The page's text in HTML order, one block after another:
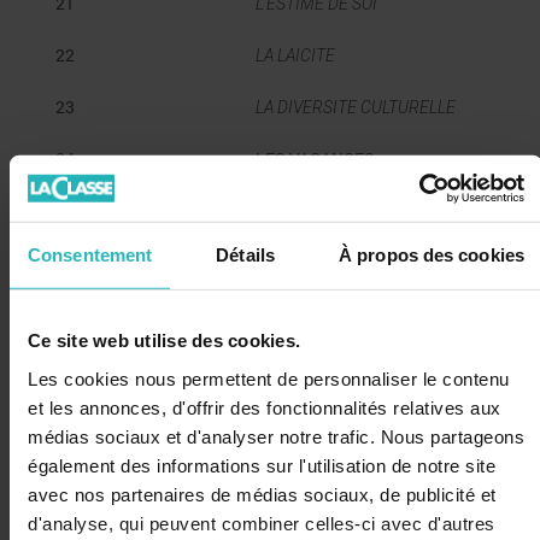
Consentement Détails À propos des cookies
Ce site web utilise des cookies.
Les cookies nous permettent de personnaliser le contenu
et les annonces, d'offrir des fonctionnalités relatives aux
médias sociaux et d'analyser notre trafic. Nous partageons
également des informations sur l'utilisation de notre site
avec nos partenaires de médias sociaux, de publicité et
d'analyse, qui peuvent combiner celles-ci avec d'autres
22 LA LAICITE
23 LA DIVERSITE CULTURELLE
24 LES VACANCES
26 LE CANCER
29 LE PHILANTROPIE
30 LES DONS DE VIE
31 LE PROTECTION DU LITTORAL